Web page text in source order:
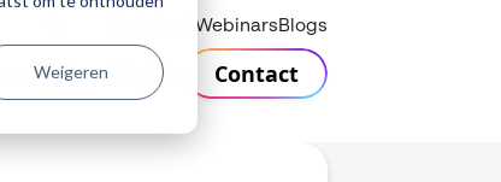
Weigeren
Webinars Blogs
Over Visiativ Contact